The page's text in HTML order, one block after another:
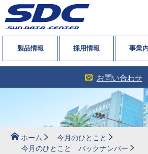
製品情報 採用情報 事業
お問い合わせ
ホーム
今月のひとこと
今月のひとこと バックナンバー